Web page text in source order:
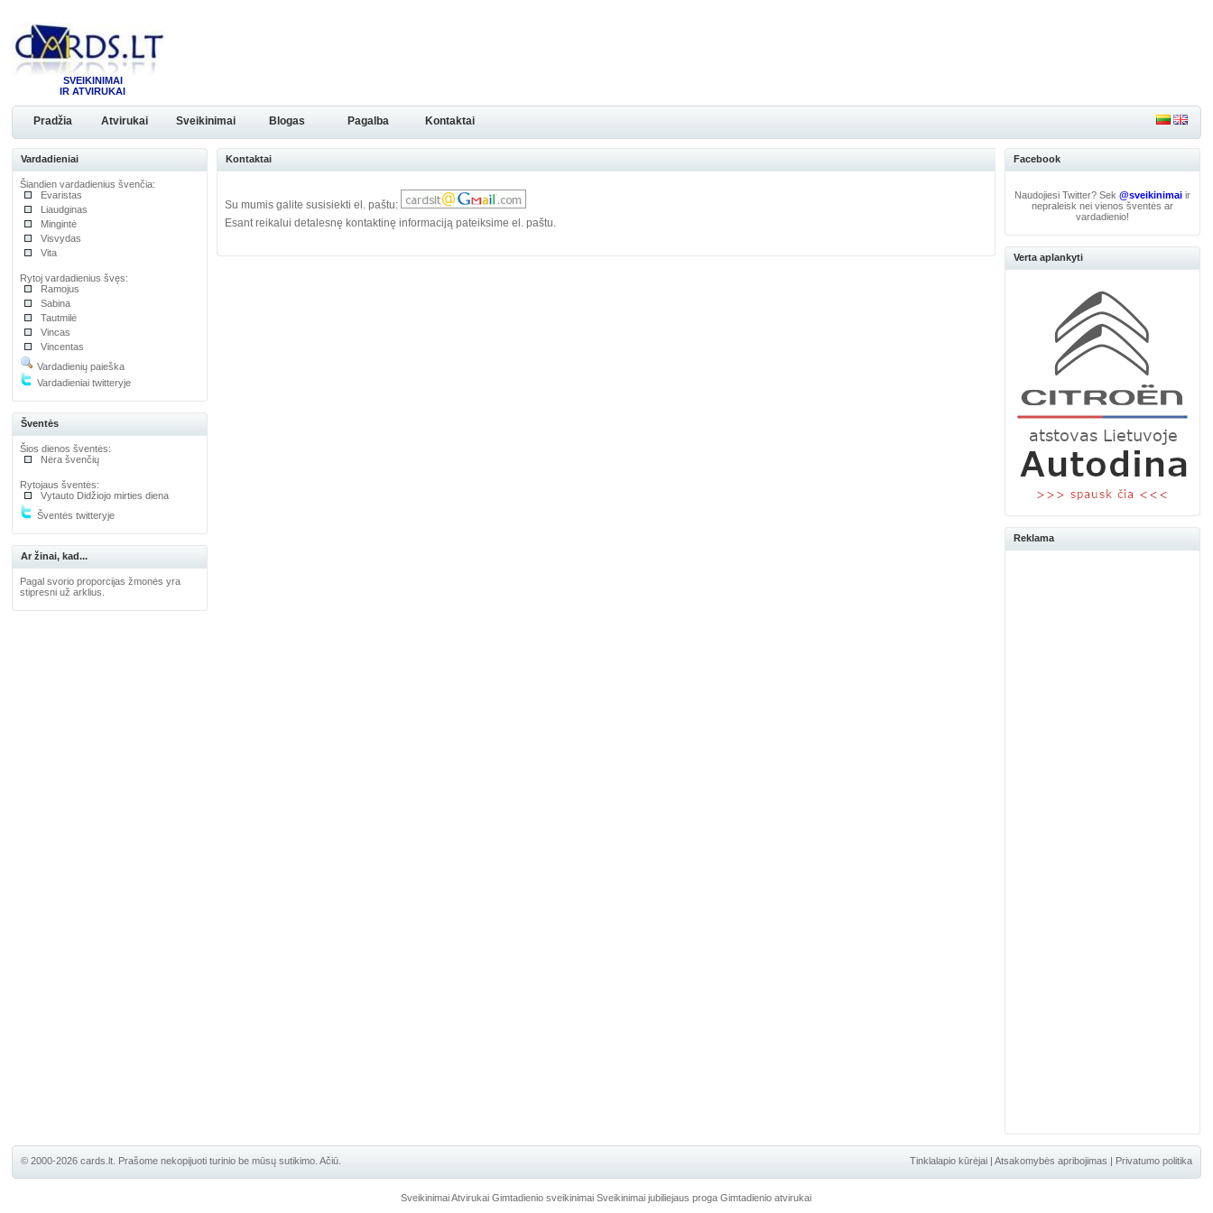
SVEIKINIMAI
IR ATVIRUKAI
Pradžia Atvirukai Sveikinimai Blogas Pagalba Kontaktai
Vardadieniai
Šiandien vardadienius švenčia:
Evaristas
Liaudginas
Mingintė
Visvydas
Vita
Rytoj vardadienius švęs:
Ramojus
Sabina
Tautmilė
Vincas
Vincentas
Vardadienių paieška
Vardadieniai twitteryje
Šventės
Šios dienos šventės:
Nėra švenčių
Rytojaus šventės:
Vytauto Didžiojo mirties diena
Šventės twitteryje
Ar žinai, kad...
Pagal svorio proporcijas žmonės yra
stipresni už arklius.
Kontaktai
Su mumis galite susisiekti el. paštu:
Esant reikalui detalesnę kontaktinę informaciją pateiksime el. paštu.
Facebook
Naudojiesi Twitter? Sek@sveikinimai ir
nepraleisk nei vienos šventės ar
vardadienio!
Verta aplankyti
Reklama
Tinklalapio kūrėjai| Atsakomybės apribojimas | Privatumo politika
© 2000-2026 cards.lt. Prašome nekopijuoti turinio be mūsų sutikimo. Ačiū.
Sveikinimai Atvirukai Gimtadienio sveikinimai Sveikinimai jubiliejaus proga Gimtadienio atvirukai